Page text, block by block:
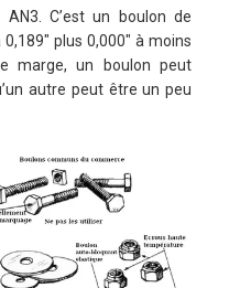
AN3. C’est un boulon de
plus 0,000″ à moins
marge, un boulon peut
autre peut être un peu